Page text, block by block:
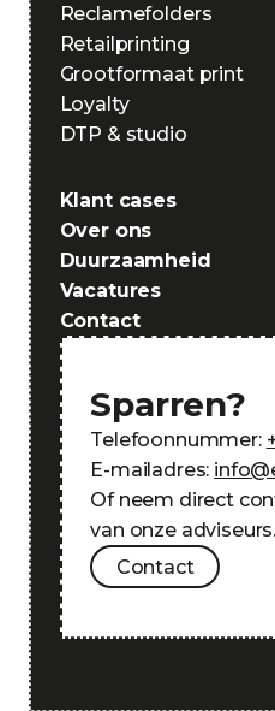
Reclamefolders
Retailprinting
Grootformaat print
Loyalty
DTP & studio
Klant cases
Over ons
Duurzaamheid
Vacatures
Contact
Sparren?
Telefoonnummer:
E-mailadres:
Of neem direct
van onze adviseurs.
Contact